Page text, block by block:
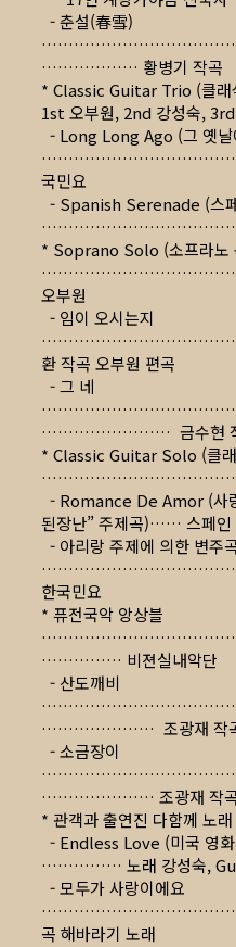
- 춘설(春雪)
……………… 황병기 작곡
* Classic Guitar Trio (클
1st 오부원, 2nd 강성숙,
- Long Long Ago (그 옛날
국민요
- Spanish Serenade (스
* Soprano Solo (소프라노
…………………………………
오부원
- 임이 오시는지
환 작곡 오부원 편곡
- 그 네
…………………… 금수현
* Classic Guitar Solo (클
- Romance De Amor (사
된장난” 주제곡)…… 스페인
- 아리랑 주제에 의한 변주
한국민요
* 퓨전국악 앙상블
…………… 비젼실내악단
- 산도깨비
………………… 조광재 작
- 소금장이
………………… 조광재 작
* 관객과 출연진 다함께 노래
- Endless Love (미국 영
…………… 노래 강성숙,
- 모두가 사랑이에요
곡 해바라기 노래